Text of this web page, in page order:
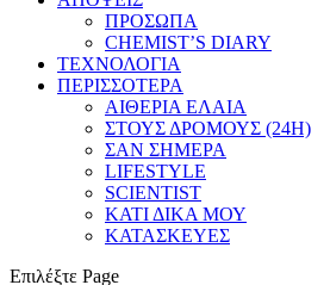
ΠΡΟΣΩΠΑ
CHEMIST’S DIARY
ΤΕΧΝΟΛΟΓΙΑ
ΠΕΡΙΣΣΟΤΕΡΑ
ΑΙΘΕΡΙΑ ΕΛΑΙΑ
ΣΤΟΥΣ ΔΡΟΜΟΥΣ (24H)
ΣΑΝ ΣΗΜΕΡΑ
LIFESTYLE
SCIENTIST
ΚΑΤΙ ΔΙΚΑ ΜΟΥ
ΚΑΤΑΣΚΕΥΕΣ
Επιλέξτε Page